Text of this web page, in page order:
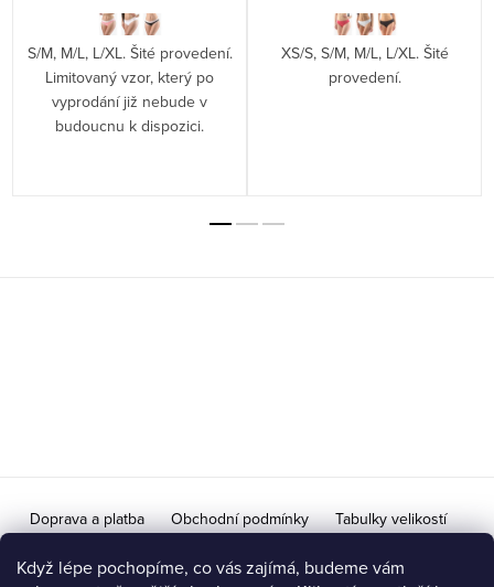
Když lépe pochopíme, co vás zajímá, budeme vám
S/M, M/L, L/XL. Šité provedení.
Limitovaný vzor, který po
vyprodání již nebude v
budoucnu k dispozici.
XS/S, S/M, M/L, L/XL. Šité
provedení.
Doprava a platba Obchodní podmínky Tabulky velikostí
Doprava na Slovensko / Výměna vrácení zboží pro SR